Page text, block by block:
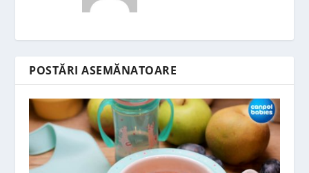
POSTĂRI ASEMĂNATOARE